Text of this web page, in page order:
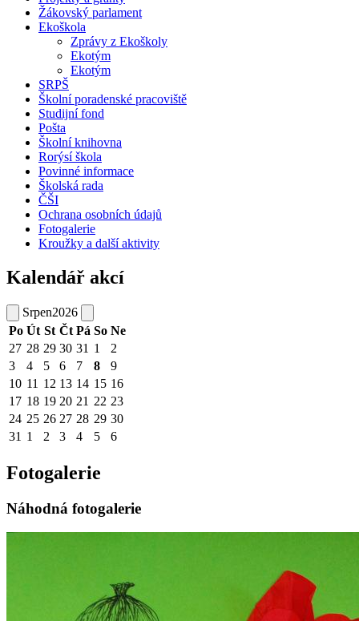
Žákovský parlament
Ekoškola
Zprávy z Ekoškoly
Ekotým
Ekotým
SRPŠ
Školní poradenské pracoviště
Studijní fond
Pošta
Školní knihovna
Rorýsí škola
Povinné informace
Školská rada
ČŠI
Ochrana osobních údajů
Fotogalerie
Kroužky a další aktivity
Kalendář akcí
Srpen2026
Po Út St Čt Pá So Ne
27 28 29 30 31 1
2
3
4 5 6 7 8
9
10 11 12 13 14 15 16
17 18 19 20 21 22 23
24 25 26 27 28 29 30
31 1 2 3 4 5 6
Fotogalerie
Náhodná fotogalerie